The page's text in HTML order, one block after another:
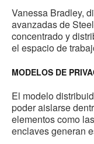
Vanessa Bradley,
avanzadas de
concentrado y
el espacio de
MODELOS DE
El modelo
poder aislarse
elementos como
enclaves generan